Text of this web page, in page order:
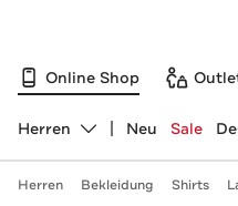
Online Shop
Abteilung ändern,
Herren Neu Sale
Herren Bekleidung Shirts